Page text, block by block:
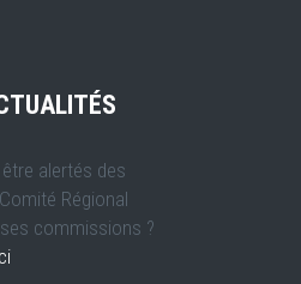
alertés des
Régional
commissions ?